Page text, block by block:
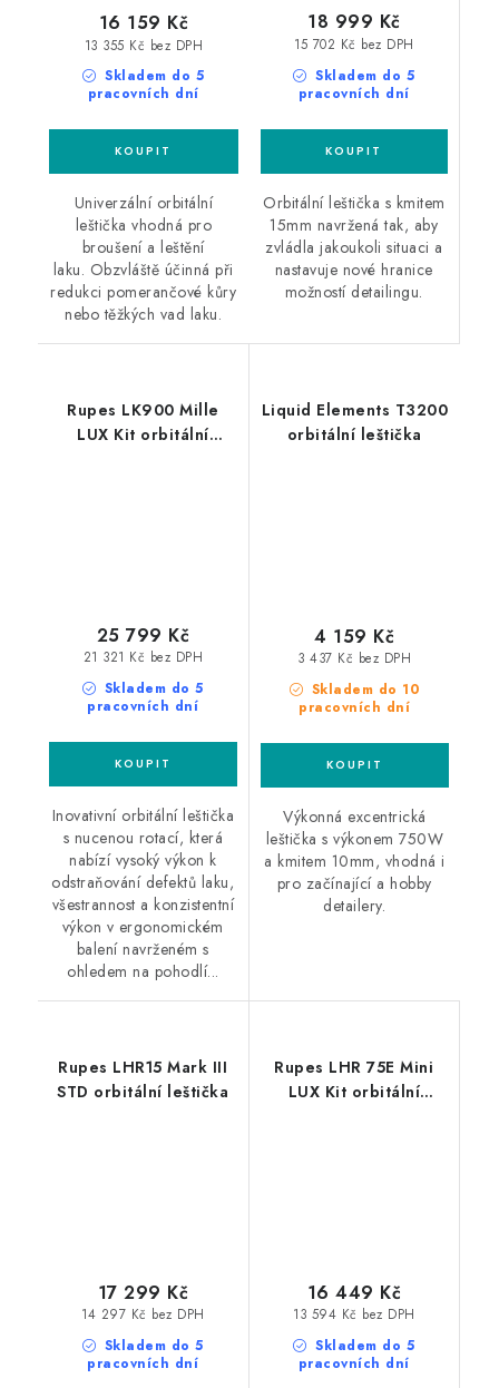
Skladem do 5
pracovních dní
13 355 Kč bez DPH
16 159 Kč
Univerzální orbitální
leštička vhodná pro
broušení a leštění
laku. Obzvláště účinná při
redukci pomerančové kůry
nebo těžkých vad laku.
Skladem do 5
pracovních dní
15 702 Kč bez DPH
18 999 Kč
Orbitální leštička s kmitem
15mm navržená tak, aby
zvládla jakoukoli situaci a
nastavuje nové hranice
možností detailingu.
Rupes LK900 Mille
LUX Kit orbitální
Skladem do 5
pracovních dní
21 321 Kč bez DPH
25 799 Kč
Inovativní orbitální leštička
s nucenou rotací, která
nabízí vysoký výkon k
odstraňování defektů laku,
všestrannost a konzistentní
výkon v ergonomickém
balení navrženém s
ohledem na pohodlí...
Liquid Elements T3200
orbitální leštička
Skladem do 10
pracovních dní
3 437 Kč bez DPH
4 159 Kč
Výkonná excentrická
leštička s výkonem 750W
a kmitem 10mm, vhodná i
pro začínající a hobby
detailery.
Rupes LHR15 Mark III
STD orbitální leštička
Skladem do 5
pracovních dní
14 297 Kč bez DPH
17 299 Kč
Rupes LHR 75E Mini
LUX Kit orbitální
Skladem do 5
pracovních dní
13 594 Kč bez DPH
16 449 Kč